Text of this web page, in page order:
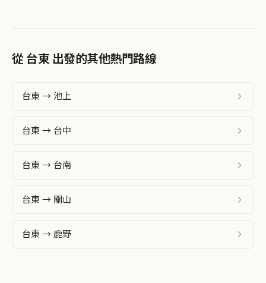
從 台東 出發的其他熱門路線
台東 → 池上
台東 → 台中
台東 → 台南
台東 → 關山
台東 → 鹿野